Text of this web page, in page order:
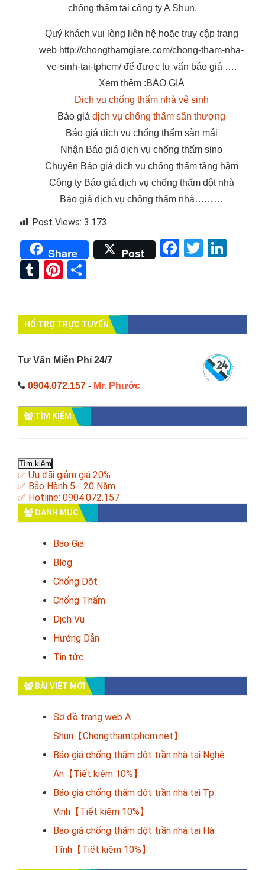
chống thấm tại công ty A Shun.
Quý khách vui lòng liên hệ hoặc truy cập trang
web http://chongthamgiare.com/chong-tham-nha-
ve-sinh-tai-tphcm/ để được tư vấn báo giá ….
Xem thêm :BÁO GIÁ
Dịch vụ chống thấm nhà vệ sinh
Báo giá dịch vụ chống thấm sân thượng
Báo giá dịch vụ chống thấm sàn mái
Nhận Báo giá dịch vụ chống thấm sino
Chuyên Báo giá dịch vụ chống thấm tầng hầm
Công ty Báo giá dịch vụ chống thấm dột nhà
Báo giá dịch vụ chống thấm nhà………
Post Views: 3.173
Share Post Facebook
Twitter
TumblrPinterest
HỔ TRỢ TRỰC TUYẾN
Tư Vấn Miễn Phí 24/7
0904.072.157 - Mr. Phước
TÌM KIẾM
cho:
✅ Ưu đãi giảm giá 20%
✅ Bảo Hành 5 - 20 Năm
✅ Hotline: 0904.072.157
DANH MỤC
Báo Giá
Blog
Chống Dột
Chống Thấm
Dịch Vụ
Hướng Dẫn
Tin tức
BÀI VIẾT MỚI
Sơ đồ trang web A
Shun【Chongthamtphcm.net】
Báo giá chống thấm dột trần nhà tại Nghệ
An【Tiết kiệm 10%】
Báo giá chống thấm dột trần nhà tại Tp
Vinh【Tiết kiệm 10%】
Báo giá chống thấm dột trần nhà tại Hà
Tĩnh【Tiết kiệm 10%】